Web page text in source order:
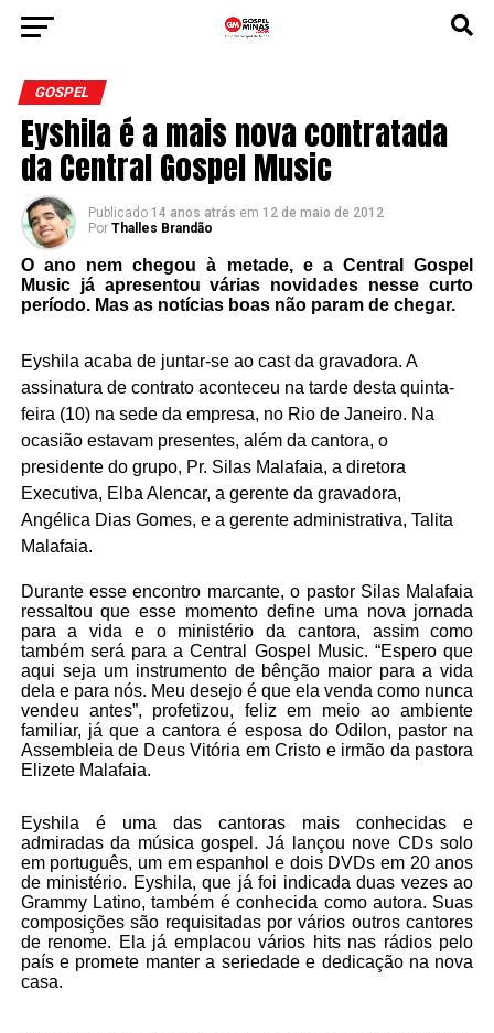
GOSPEL
Eyshila é a mais nova contratada
da Central Gospel Music
Publicado 14 anos atrás em 12 de maio de 2012
Por Thalles Brandão
O ano nem chegou à metade, e a Central Gospel
Music já apresentou várias novidades nesse curto
período. Mas as notícias boas não param de chegar.
Eyshila acaba de juntar-se ao cast da gravadora. A
assinatura de contrato aconteceu na tarde desta quinta-
feira (10) na sede da empresa, no Rio de Janeiro. Na
ocasião estavam presentes, além da cantora, o
presidente do grupo, Pr. Silas Malafaia, a diretora
Executiva, Elba Alencar, a gerente da gravadora,
Angélica Dias Gomes, e a gerente administrativa, Talita
Malafaia.
Durante esse encontro marcante, o pastor Silas Malafaia
ressaltou que esse momento define uma nova jornada
para a vida e o ministério da cantora, assim como
também será para a Central Gospel Music. “Espero que
aqui seja um instrumento de bênção maior para a vida
dela e para nós. Meu desejo é que ela venda como nunca
vendeu antes”, profetizou, feliz em meio ao ambiente
familiar, já que a cantora é esposa do Odilon, pastor na
Assembleia de Deus Vitória em Cristo e irmão da pastora
Elizete Malafaia.
Eyshila é uma das cantoras mais conhecidas e
admiradas da música gospel. Já lançou nove CDs solo
em português, um em espanhol e dois DVDs em 20 anos
de ministério. Eyshila, que já foi indicada duas vezes ao
Grammy Latino, também é conhecida como autora. Suas
composições são requisitadas por vários outros cantores
de renome. Ela já emplacou vários hits nas rádios pelo
país e promete manter a seriedade e dedicação na nova
casa.